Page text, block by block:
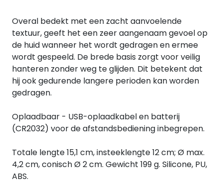
Overal bedekt met een zacht aanvoelende
textuur, geeft het een zeer aangenaam gevoel op
de huid wanneer het wordt gedragen en ermee
wordt gespeeld. De brede basis zorgt voor veilig
hanteren zonder weg te glijden. Dit betekent dat
hij ook gedurende langere perioden kan worden
gedragen.
Oplaadbaar - USB-oplaadkabel en batterij
(CR2032) voor de afstandsbediening inbegrepen.
Totale lengte 15,1 cm, insteeklengte 12 cm; Ø max.
4,2 cm, conisch Ø 2 cm. Gewicht 199 g. Silicone, PU,
ABS.